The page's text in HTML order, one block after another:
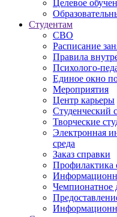
Целевое
Студентам
СВО
Расписание
Правила
Психолого-
Единое окно
Мероприятия
Центр карьеры
Творческие
Электронная
среда
Заказ справки
Профилактика
Чемпионатное